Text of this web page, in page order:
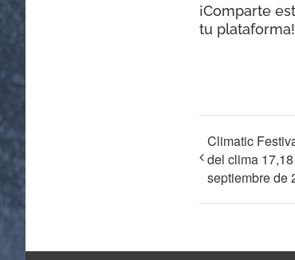
¡Comparte
tu plataforma!
Climatic
del clima
septiembre de